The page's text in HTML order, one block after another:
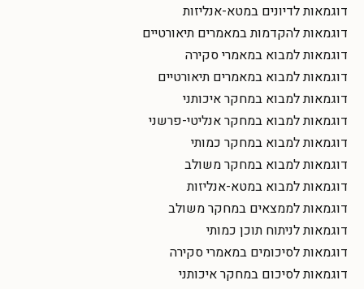
דוגמאות לדיונים במטא-אנליזות
דוגמאות להקדמות במאמרים תיאורטיים
דוגמאות למבוא במאמרי סקירה
דוגמאות למבוא במאמרים תיאורטיים
דוגמאות למבוא במחקר איכותני
דוגמאות למבוא במחקר אנליטי-פרשני
דוגמאות למבוא במחקר כמותי
דוגמאות למבוא במחקר משולב
דוגמאות למבוא במטא-אנליזות
דוגמאות לממצאים במחקר משולב
דוגמאות לניתוח תוכן כמותי
דוגמאות לסיכומים במאמרי סקירה
דוגמאות לסיכום במחקר איכותני